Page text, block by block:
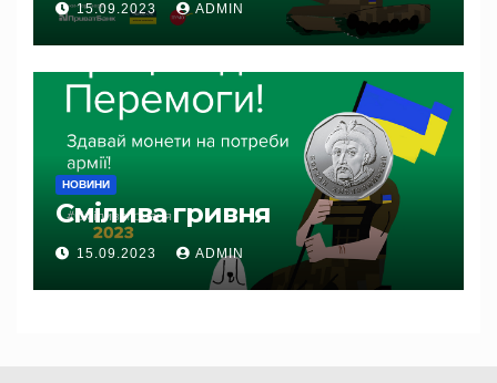
15.09.2023 ADMIN
НОВИНИ
Смілива гривня
15.09.2023 ADMIN